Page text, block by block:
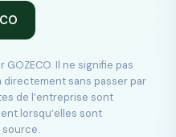
Il ne signifie pas
directement sans passer par
de l’entreprise sont
lorsqu’elles sont
source.